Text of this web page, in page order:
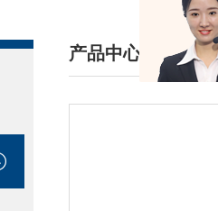
产品中心
/ PRODUCTS CENTER